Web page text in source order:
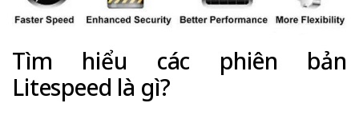
Tìm hiểu các phiên bản
Litespeed là gì?